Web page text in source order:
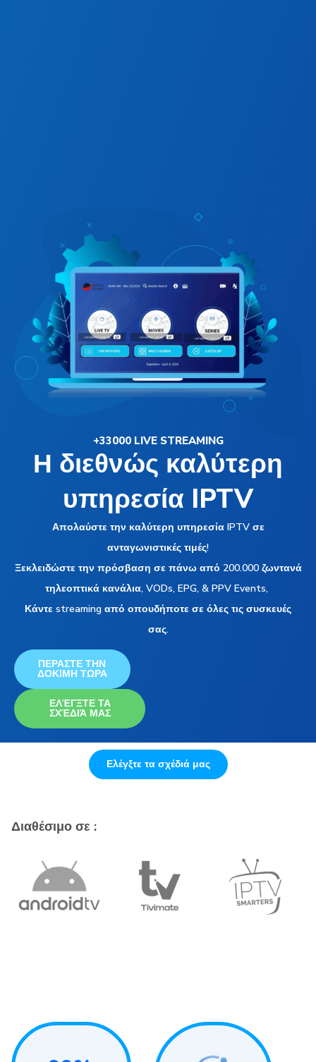
+33000 LIVE STREAMING
Η διεθνώς καλύτερη
υπηρεσία IPTV
Απολαύστε την καλύτερη υπηρεσία IPTV σε
ανταγωνιστικές τιμές!
Ξεκλειδώστε την πρόσβαση σε πάνω από 200.000 ζωντανά
τηλεοπτικά κανάλια, VODs, EPG, & PPV Events,
Κάντε streaming από οπουδήποτε σε όλες τις συσκευές
σας.
ΠΕΡΑΣΤΕ ΤΗΝ
ΔΟΚΙΜΗ ΤΩΡΑ
ΕΛΈΓΞΤΕ ΤΑ
ΣΧΈΔΙΆ ΜΑΣ
Ελέγξτε τα σχέδιά μας
Διαθέσιμο σε :